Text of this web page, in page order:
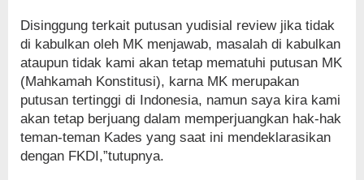
Disinggung terkait putusan yudisial review jika tidak
di kabulkan oleh MK menjawab, masalah di kabulkan
ataupun tidak kami akan tetap mematuhi putusan MK
(Mahkamah Konstitusi), karna MK merupakan
putusan tertinggi di Indonesia, namun saya kira kami
akan tetap berjuang dalam memperjuangkan hak-hak
teman-teman Kades yang saat ini mendeklarasikan
dengan FKDI,”tutupnya.